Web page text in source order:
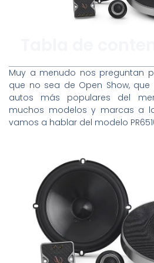
Muy a menudo nos preguntan
que no sea de Open Show,
autos más populares del
muchos modelos y marcas a
vamos a hablar del modelo